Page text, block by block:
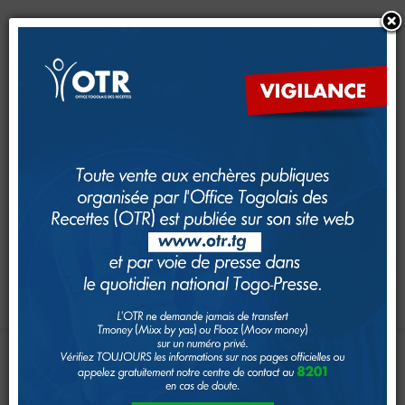
GUDEF Investir au Togo Suivi foncier
Rechercher
Toggle navigation
Accueil
Page d'Accueil
IMPÔTS
13E FORUM DES AGENTS DES
DOUANES
L’UNION